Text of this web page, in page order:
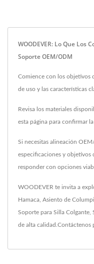
WOODEVER: Lo Que Los
Soporte OEM/ODM
Comience con los objetivos
de uso y las características
Revisa los materiales
esta página para confirmar
Si necesitas alineación
especificaciones y objetivos
responder con opciones
WOODEVER te invita a
Hamaca Asiento de
Soporte para Silla Colgante
de alta calidad. Contáctenos